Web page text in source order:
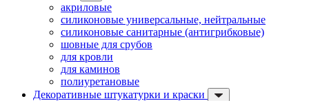
акриловые
силиконовые универсальные, нейтральные
силиконовые санитарные (антигрибковые)
шовные для срубов
для кровли
для каминов
полиуретановые
Декоративные штукатурки и краски